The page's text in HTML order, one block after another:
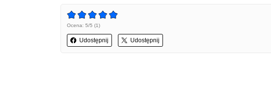
Ocena: 5/5 (1)
Udostępnij Udostępnij